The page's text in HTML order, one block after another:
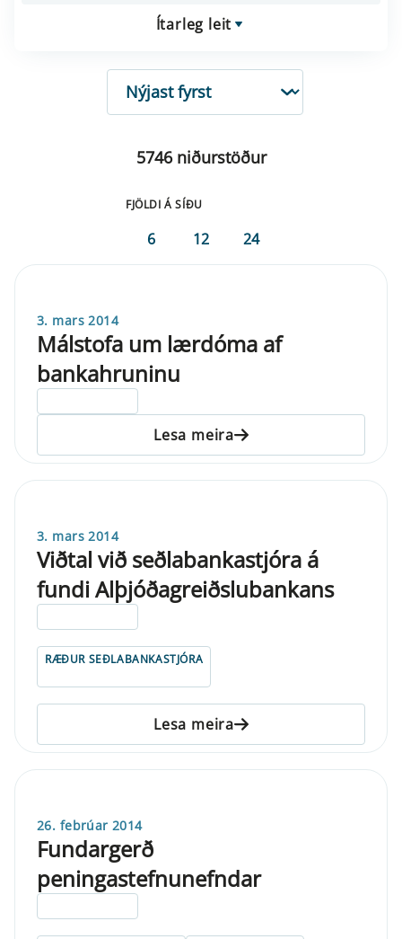
Ítarleg leit
RÖÐUN
5746 niðurstöður
FJÖLDI Á SÍÐU
6 12 24
3. mars 2014
Málstofa um lærdóma af
bankahruninu
Lesa meira
3. mars 2014
Viðtal við seðlabankastjóra á
fundi Alþjóðagreiðslubankans
RÆÐUR SEÐLABANKASTJÓRA
Lesa meira
26. febrúar 2014
Fundargerð
peningastefnunefndar